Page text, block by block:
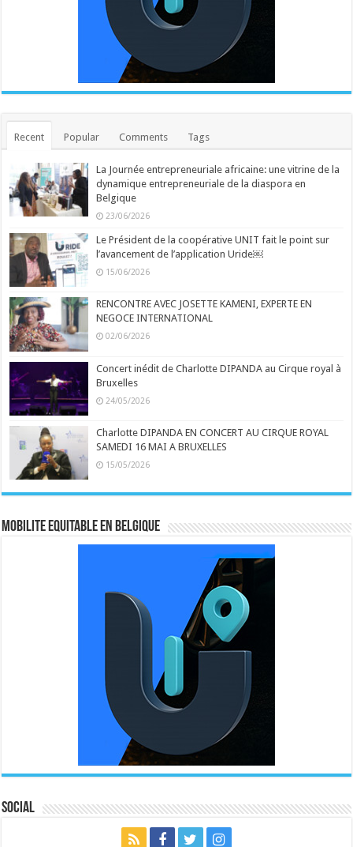
Recent Popular Comments Tags
La Journée entrepreneuriale africaine: une vitrine de la
dynamique entrepreneuriale de la diaspora en
Belgique
23/06/2026
Le Président de la coopérative UNIT fait le point sur
l’avancement de l’application Uride￼
15/06/2026
RENCONTRE AVEC JOSETTE KAMENI, EXPERTE EN
NEGOCE INTERNATIONAL
02/06/2026
Concert inédit de Charlotte DIPANDA au Cirque royal à
Bruxelles
24/05/2026
Charlotte DIPANDA EN CONCERT AU CIRQUE ROYAL
SAMEDI 16 MAI A BRUXELLES
15/05/2026
MOBILITE EQUITABLE EN BELGIQUE
Social